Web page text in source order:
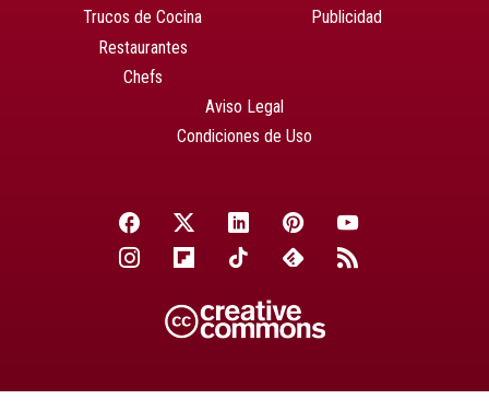
Trucos de Cocina
Restaurantes
Chefs
Publicidad
Aviso Legal
Condiciones de Uso